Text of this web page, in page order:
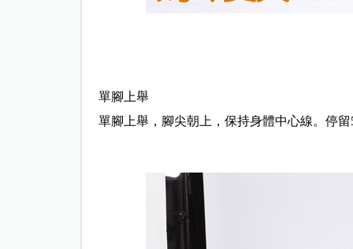
單腳上舉
單腳上舉，腳尖朝上，保持身體中心線。停留